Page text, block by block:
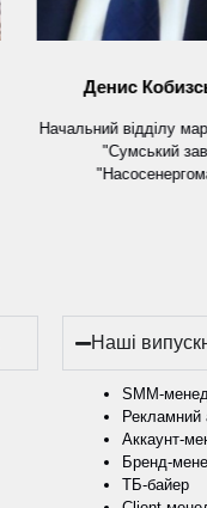
Денис
Начальний відділу
"Сумський
Наші
SMM-
Рекламний
Аккаунт-
Бренд-
ТБ-байер